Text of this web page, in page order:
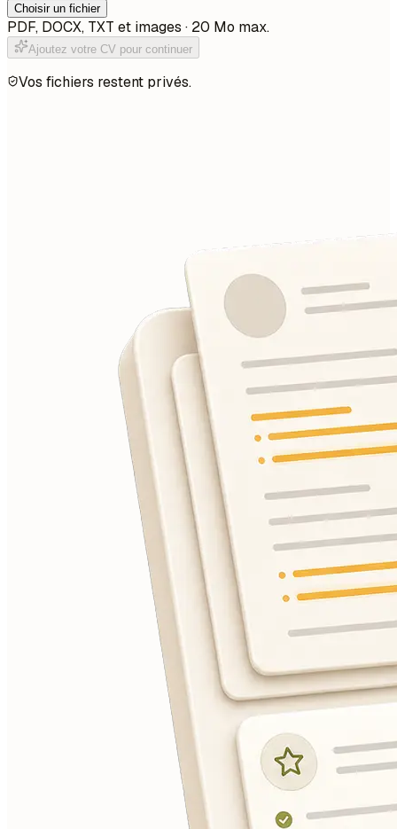
Choisir un fichier
PDF, DOCX, TXT et images · 20 Mo max.
Ajoutez votre CV pour continuer
Vos fichiers restent privés.